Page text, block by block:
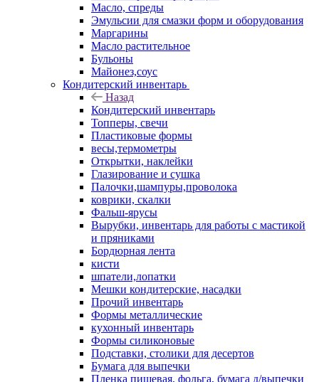
Масло, спреды
Эмульсии для смазки форм и оборудования
Маргарины
Масло растительное
Бульоны
Майонез,соус
Кондитерский инвентарь
Назад
Кондитерский инвентарь
Топперы, свечи
Пластиковые формы
весы,термометры
Открытки, наклейки
Глазирование и сушка
Палочки,шампуры,проволока
коврики, скалки
Фальш-ярусы
Вырубки, инвентарь для работы с мастикой
и пряниками
Бордюрная лента
кисти
шпатели,лопатки
Мешки кондитерские, насадки
Прочий инвентарь
Формы металлические
кухонный инвентарь
Формы силиконовые
Подставки, столики для десертов
Бумага для выпечки
Пленка пищевая, фольга, бумага д/выпечки